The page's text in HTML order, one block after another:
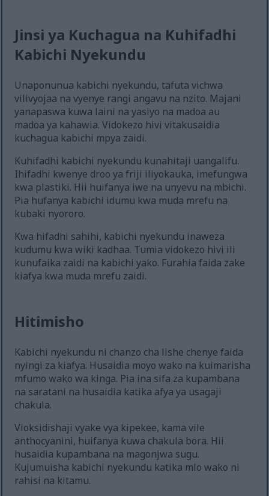
Jinsi ya Kuchagua na Kuhifadhi
Kabichi Nyekundu
Unaponunua kabichi nyekundu, tafuta vichwa
vilivyojaa na vyenye rangi angavu na nzito. Majani
yanapaswa kuwa laini na yasiyo na madoa au
madoa ya kahawia. Vidokezo hivi vitakusaidia
kuchagua kabichi mpya zaidi.
Kuhifadhi kabichi nyekundu kunahitaji uangalifu.
Ihifadhi kwenye droo ya friji iliyokauka, imefungwa
kwa plastiki. Hii huifanya iwe na unyevu na mbichi.
Pia hufanya kabichi idumu kwa muda mrefu na
kubaki nyororo.
Kwa hifadhi sahihi, kabichi nyekundu inaweza
kudumu kwa wiki kadhaa. Tumia vidokezo hivi ili
kunufaika zaidi na kabichi yako. Furahia faida zake
kiafya kwa muda mrefu zaidi.
Hitimisho
Kabichi nyekundu ni chanzo cha lishe chenye faida
nyingi za kiafya. Husaidia moyo wako na kuimarisha
mfumo wako wa kinga. Pia ina sifa za kupambana
na saratani na husaidia katika afya ya usagaji
chakula.
Vioksidishaji vyake vya kipekee, kama vile
anthocyanini, huifanya kuwa chakula bora. Hii
husaidia kupambana na magonjwa sugu.
Kujumuisha kabichi nyekundu katika mlo wako ni
rahisi na kitamu.